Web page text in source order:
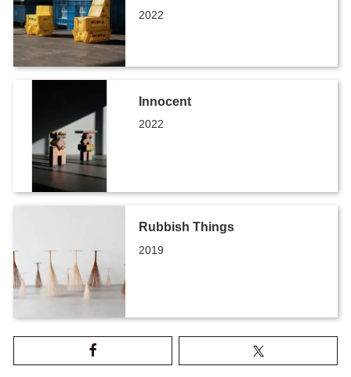
2022
Innocent
2022
Rubbish Things
2019